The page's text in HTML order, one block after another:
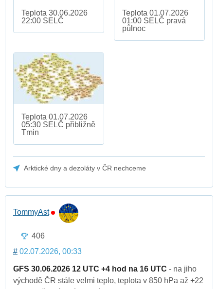
Teplota 30.06.2026
22:00 SELČ
Teplota 01.07.2026
01:00 SELČ pravá
půlnoc
Teplota 01.07.2026
05:30 SELČ přibližně
Tmin
Arktické dny a dezoláty v ČR nechceme
TommyAst
406
# 02.07.2026, 00:33
GFS 30.06.2026 12 UTC +4 hod na 16 UTC - na jiho
východě ČR stále velmi teplo, teplota v 850 hPa až +22